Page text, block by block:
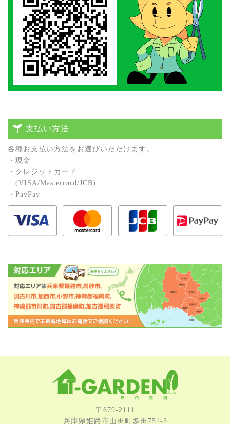
支払い方法
各種お⽀払い⽅法をお選びいただけます。
・現⾦
・クレジットカード
(VISA/Mastercard/JCB)
・PayPay
〒679-2111
兵庫県姫路市⼭⽥町多⽥751-3